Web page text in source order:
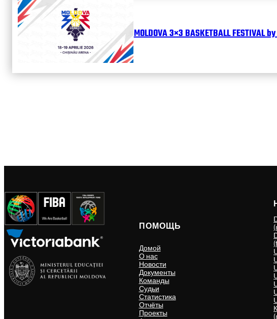
MOLDOVA 3×3 BASKETBALL FESTIVAL
ПОМОЩЬ
Домой
О нас
Новости
Документы
Команды
Судьи
Статистика
Отчёты
Проекты